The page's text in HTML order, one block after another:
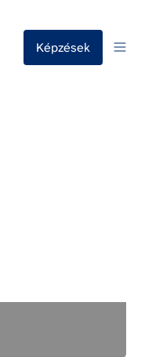
Képzések